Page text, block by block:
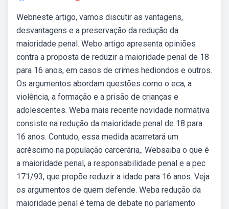
Webneste artigo, vamos discutir as vantagens,
desvantagens e a preservação da redução da
maioridade penal. Webo artigo apresenta opiniões
contra a proposta de reduzir a maioridade penal de 18
para 16 anos, em casos de crimes hediondos e outros.
Os argumentos abordam questões como o eca, a
violência, a formação e a prisão de crianças e
adolescentes. Weba mais recente novidade normativa
consiste na redução da maioridade penal de 18 para
16 anos. Contudo, essa medida acarretará um
acréscimo na população carcerária,. Websaiba o que é
a maioridade penal, a responsabilidade penal e a pec
171/93, que propõe reduzir a idade para 16 anos. Veja
os argumentos de quem defende. Weba redução da
maioridade penal é tema de debate no parlamento